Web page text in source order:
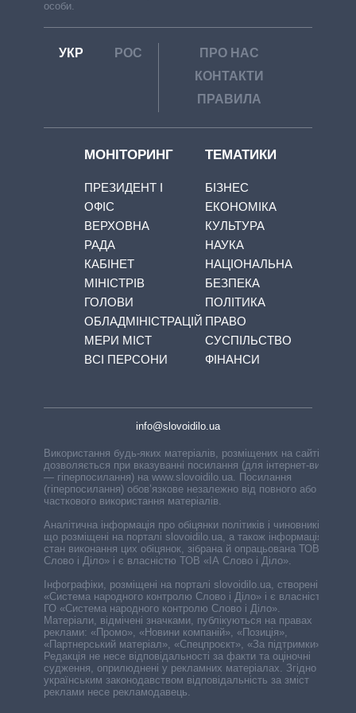
особи.
УКР РОС
ПРО НАС
КОНТАКТИ
ПРАВИЛА
МОНІТОРИНГ
ПРЕЗИДЕНТ І
ОФІС
ВЕРХОВНА
РАДА
КАБІНЕТ
МІНІСТРІВ
ГОЛОВИ
ОБЛАДМІНІСТРАЦІЙ
МЕРИ МІСТ
ВСІ ПЕРСОНИ
ТЕМАТИКИ
БІЗНЕС
ЕКОНОМІКА
КУЛЬТУРА
НАУКА
НАЦІОНАЛЬНА
БЕЗПЕКА
ПОЛІТИКА
ПРАВО
СУСПІЛЬСТВО
ФІНАНСИ
info@slovoidilo.ua
Використання будь-яких матеріалів, розміщених на сайті,
дозволяється при вказуванні посилання (для інтернет-видань
— гіперпосилання) на www.slovoidilo.ua. Посилання
(гіперпосилання) обов’язкове незалежно від повного або
часткового використання матеріалів.
Аналітична інформація про обіцянки політиків і чиновників,
що розміщені на порталі slovoidilo.ua, а також інформація про
стан виконання цих обіцянок, зібрана й опрацьована ТОВ «ІА
Слово і Діло» і є власністю ТОВ «ІА Слово і Діло».
Інфографіки, розміщені на порталі slovoidilo.ua, створені ГО
«Система народного контролю Слово і Діло» і є власністю
ГО «Система народного контролю Слово і Діло».
Матеріали, відмічені значками, публікуються на правах
реклами: «Промо», «Новини компаній», «Позиція»,
«Партнерський матеріал», «Спецпроєкт», «За підтримки».
Редакція не несе відповідальності за факти та оціночні
судження, оприлюднені у рекламних матеріалах. Згідно з
українським законодавством відповідальність за зміст
реклами несе рекламодавець.